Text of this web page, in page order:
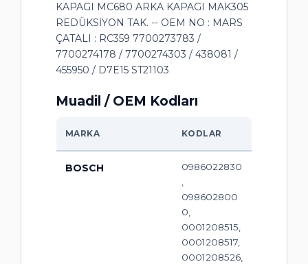
KAPAGI MC680 ARKA KAPAGI MAK305
REDÜKSİYON TAK. -- OEM NO : MARS
ÇATALI : RC359 7700273783 /
7700274178 / 7700274303 / 438081 /
455950 / D7E15 ST21103
Muadil / OEM Kodları
MARKA KODLAR
BOSCH
0986022830
098602800
0,
0001208515,
0001208517,
0001208526,